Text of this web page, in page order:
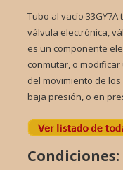
Tubo al vacío
válvula electrónica,
es un componente
conmutar, o
del movimiento de
baja presión, o en
Condiciones: